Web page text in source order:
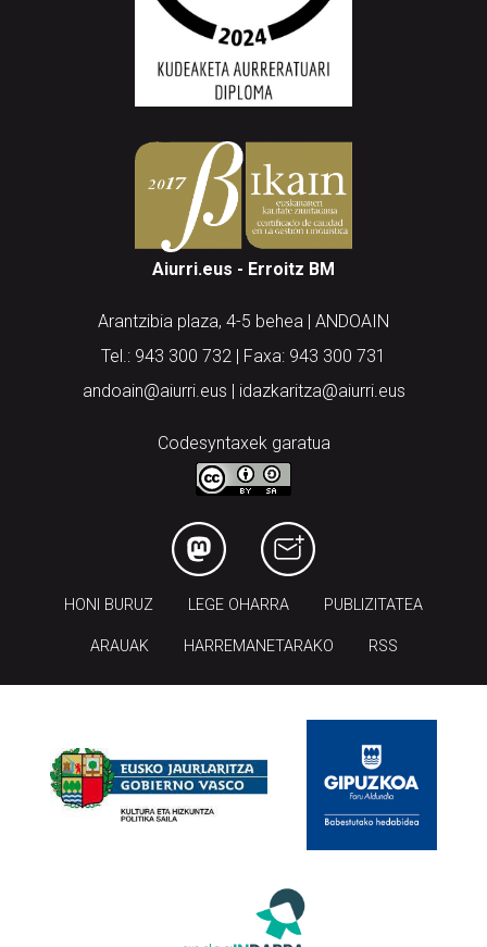
Aiurri.eus - Erroitz BM
Arantzibia plaza, 4-5 behea | ANDOAIN
Tel.: 943 300 732 | Faxa: 943 300 731
andoain@aiurri.eus | idazkaritza@aiurri.eus
Codesyntaxek garatua
HONI BURUZ LEGE OHARRA PUBLIZITATEA
ARAUAK HARREMANETARAKO RSS